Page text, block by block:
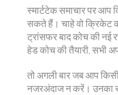
स्मार्टटेक समाचार पर आप
सकते हैं। चाहे वो क्रिकेट
ट्रांसफर बाद कोच की नई
हेड कोच की तैयारी, सभी
तो अगली बार जब आप
नजरअंदाज न करें। उनका